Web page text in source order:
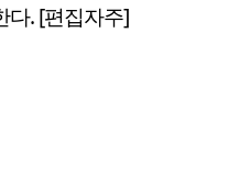
다. [편집자주]